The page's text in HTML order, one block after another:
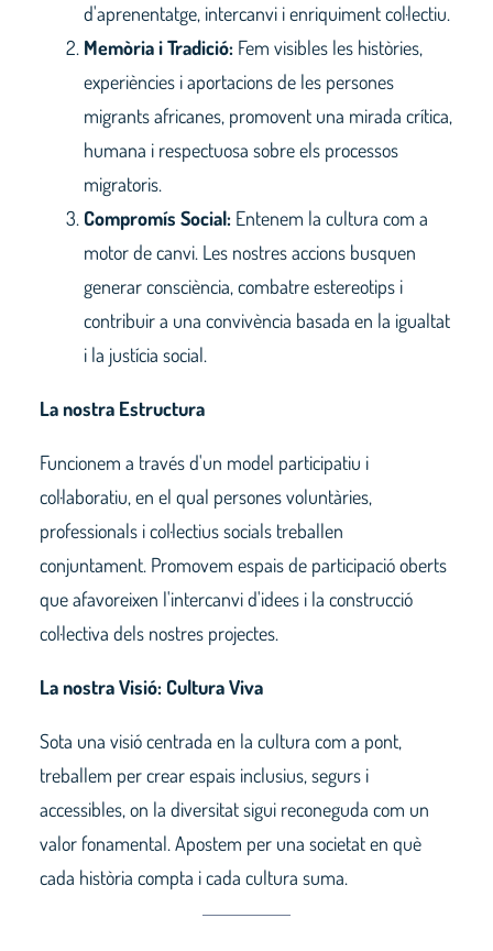
d'aprenentatge, intercanvi i enriquiment col·lectiu.
Memòria i Tradició: Fem visibles les històries,
experiències i aportacions de les persones
migrants africanes, promovent una mirada crítica,
humana i respectuosa sobre els processos
migratoris.
Compromís Social: Entenem la cultura com a
motor de canvi. Les nostres accions busquen
generar consciència, combatre estereotips i
contribuir a una convivència basada en la igualtat
i la justícia social.
La nostra Estructura
Funcionem a través d'un model participatiu i
col·laboratiu, en el qual persones voluntàries,
professionals i col·lectius socials treballen
conjuntament. Promovem espais de participació oberts
que afavoreixen l'intercanvi d'idees i la construcció
col·lectiva dels nostres projectes.
La nostra Visió: Cultura Viva
Sota una visió centrada en la cultura com a pont,
treballem per crear espais inclusius, segurs i
accessibles, on la diversitat sigui reconeguda com un
valor fonamental. Apostem per una societat en què
cada història compta i cada cultura suma.